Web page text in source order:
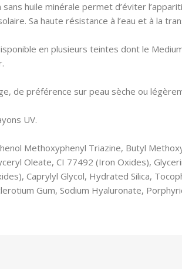
huile minérale permet d’éviter
Sa haute résistance à l’eau et à la
en plusieurs teintes dont le
de préférence sur peau sèche ou
UV.
Methoxyphenyl Triazine, Butyl
Oleate, CI 77492 (Iron Oxides),
Caprylyl Glycol, Hydrated Silica,
Gum, Sodium Hyaluronate,